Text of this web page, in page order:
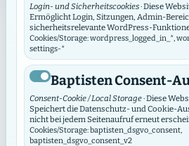
Suche & Filter
Keine Einträge gefunden.
Login- und Sicherheitscookies· Diese
Ermöglicht Login, Sitzungen, Admin-
sicherheitsrelevante WordPress-
Cookies/Storage: wordpress_logged_in_*,
settings-*
Baptisten Consent-
Consent-Cookie / Local Storage· Diese
Speichert die Datenschutz- und Cookie-
nicht bei jedem Seitenaufruf erneut
Cookies/Storage: baptisten_dsgvo_consent,
baptisten_dsgvo_consent_v2